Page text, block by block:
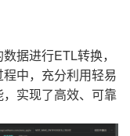
据进行ETL转换，
中，充分利用轻易
实现了高效、可靠